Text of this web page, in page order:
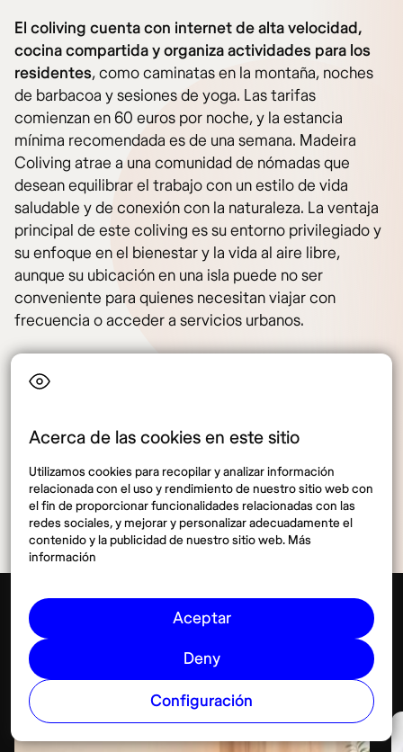
Acerca de las cookies en este sitio
Utilizamos cookies para recopilar y analizar información
relacionada con el uso y rendimiento de nuestro sitio web con
el fin de proporcionar funcionalidades relacionadas con las
redes sociales, y mejorar y personalizar adecuadamente el
contenido y la publicidad de nuestro sitio web. Más
información
Aceptar
Deny
Configuración
El coliving cuenta con internet de alta velocidad,
cocina compartida y organiza actividades para los
residentes, como caminatas en la montaña, noches
de barbacoa y sesiones de yoga. Las tarifas
comienzan en 60 euros por noche, y la estancia
mínima recomendada es de una semana. Madeira
Coliving atrae a una comunidad de nómadas que
desean equilibrar el trabajo con un estilo de vida
saludable y de conexión con la naturaleza. La ventaja
principal de este coliving es su entorno privilegiado y
su enfoque en el bienestar y la vida al aire libre,
aunque su ubicación en una isla puede no ser
conveniente para quienes necesitan viajar con
frecuencia o acceder a servicios urbanos.
Alojamiento Ver más